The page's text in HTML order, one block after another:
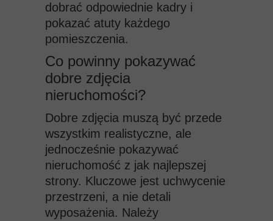
dobrać odpowiednie kadry i
pokazać atuty każdego
pomieszczenia.
Co powinny pokazywać
dobre zdjęcia
nieruchomości?
Dobre zdjęcia muszą być przede
wszystkim realistyczne, ale
jednocześnie pokazywać
nieruchomość z jak najlepszej
strony. Kluczowe jest uchwycenie
przestrzeni, a nie detali
wyposażenia. Należy